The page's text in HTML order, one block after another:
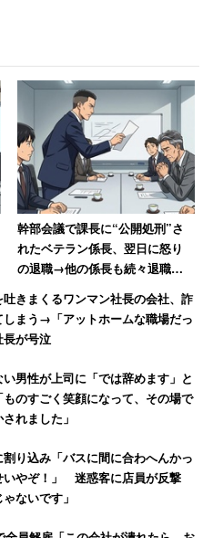
幹部会議で課長に“公開処刑”さ
れたベテラン係長、翌日に怒り
の退職→他の係長も続々退職し
て「6つあった現場は1つに」
きまくるワンマン社長の会社、詐
しまう→「アットホームな職場だっ
が号泣
男性が上司に「では辞めます」と
のすごく笑顔になって、その場で
れました」
割り込み「バスに間に合わへんかっ
いやぞ！」 迷惑客に店員が反撃
ないです」